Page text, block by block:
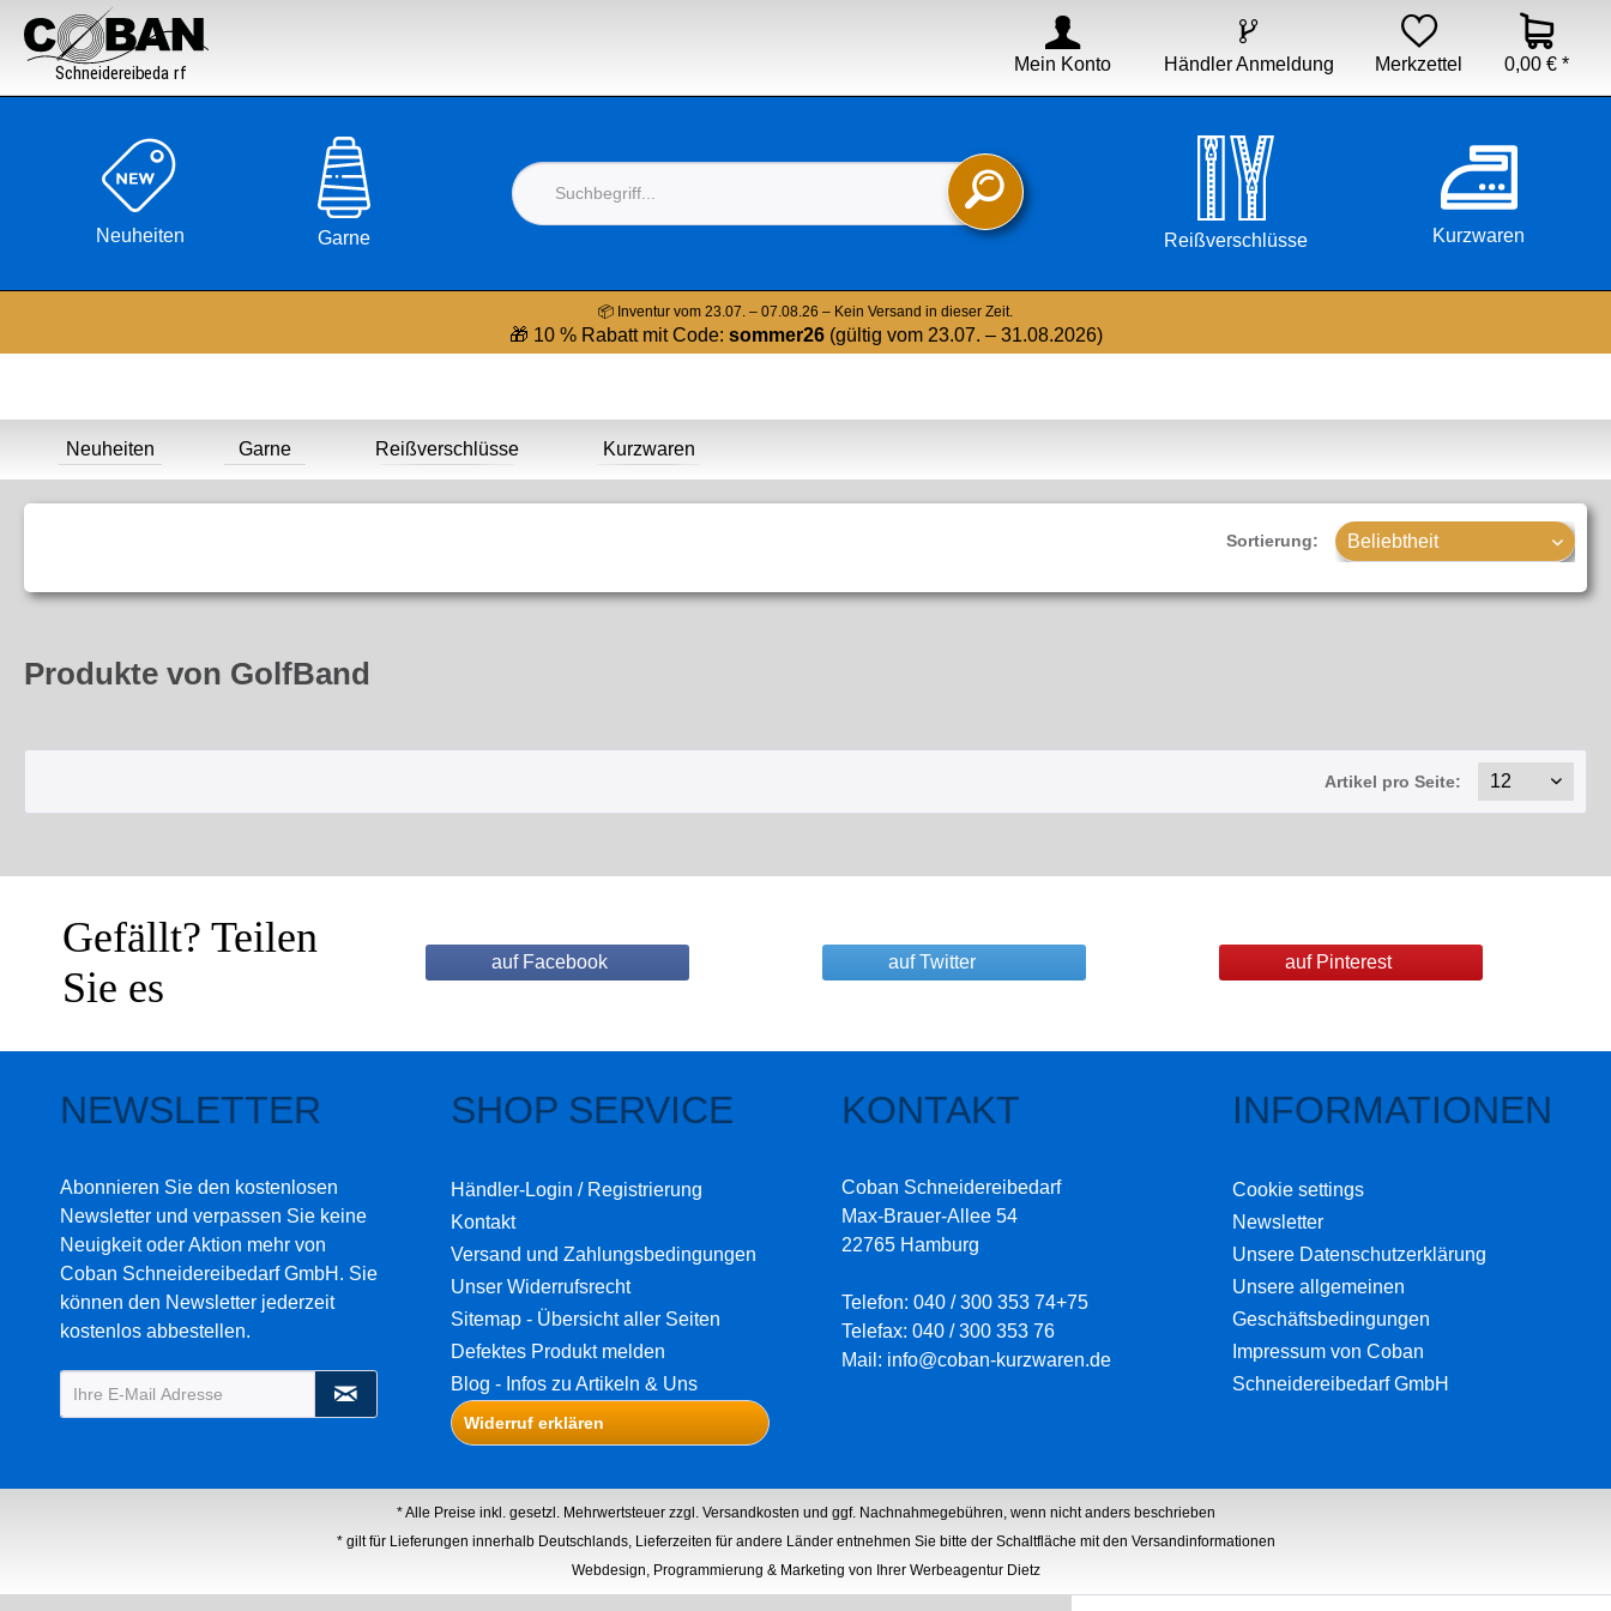
Mein Konto Händler Anmeldung

Merkzettel

0,00 € *

Neuheiten Garne

Reißverschlüsse Kurzwaren
📦 Inventur vom 23.07. – 07.08.26 – Kein Versand in dieser Zeit.
🎁 10 % Rabatt mit Code: sommer26(gültig vom 23.07. – 31.08.2026)
Neuheiten Garne Reißverschlüsse Kurzwaren
Sortierung:
Produkte von GolfBand
Artikel pro Seite:
Gefällt? Teilen
Sie es
auf Facebook auf Twitter auf Pinterest
NEWSLETTER
Abonnieren Sie den kostenlosen
Newsletter und verpassen Sie keine
Neuigkeit oder Aktion mehr von
Coban Schneidereibedarf GmbH. Sie
können den Newsletter jederzeit
kostenlos abbestellen.
SHOP SERVICE
Händler-Login / Registrierung
Kontakt
Versand und Zahlungsbedingungen
Unser Widerrufsrecht
Sitemap - Übersicht aller Seiten
Defektes Produkt melden
Blog - Infos zu Artikeln & Uns
Widerruf erklären
KONTAKT
Coban Schneidereibedarf
Max-Brauer-Allee 54
22765 Hamburg
Telefon: 040 / 300 353 74+75
Telefax: 040 / 300 353 76
Mail: info@coban-kurzwaren.de
INFORMATIONEN
Cookie settings
Newsletter
Unsere Datenschutzerklärung
Unsere allgemeinen
Geschäftsbedingungen
Impressum von Coban
Schneidereibedarf GmbH
* Alle Preise inkl. gesetzl. Mehrwertsteuer zzgl. Versandkosten und ggf. Nachnahmegebühren, wenn nicht anders beschrieben
* gilt für Lieferungen innerhalb Deutschlands, Lieferzeiten für andere Länder entnehmen Sie bitte der Schaltfläche mit den Versandinformationen
Webdesign, Programmierung & Marketing von Ihrer Werbeagentur Dietz